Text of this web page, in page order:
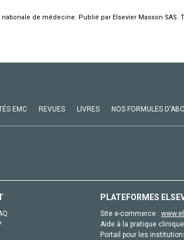
de médecine. Publié par Elsevier Masson SAS.
EMC REVUES LIVRES NOS FORMULES
PLATEFORMES
Site e-commerce :
Aide à la pratique
Portail pour les